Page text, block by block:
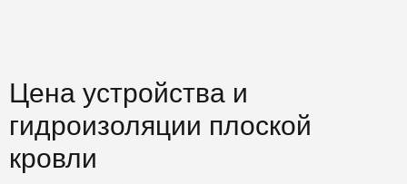
Цена устройства и
гидроизоляции плоской
кровли